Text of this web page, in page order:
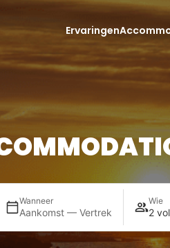
Ervaringen
Wanneer
Aankomst — Vertrek
Wie
2